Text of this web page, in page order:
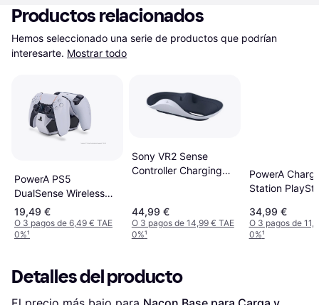
Productos relacionados
Hemos seleccionado una serie de productos que podrían
interesarte. Mostrar todo
PowerA PS5
DualSense Wireless
Controllers Twin
Charging Station
19,49 €
O 3 pagos de 6,49 € TAE
0%¹
Sony VR2 Sense
Controller Charging
44,99 €
O 3 pagos de 14,99 € TAE
0%¹
PowerA
Station
34,99 €
O 3 pagos de
0%¹
Detalles del producto